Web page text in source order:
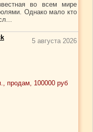
во всем мире
Однако мало кто
5 августа 2026
продам, 100000 руб